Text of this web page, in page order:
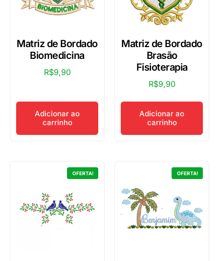
Matriz de Bordado
Biomedicina
R$9,90
Adicionar ao
carrinho
Matriz de Bordado
Brasão
Fisioterapia
R$9,90
Adicionar ao
carrinho
OFERTA! OFERTA!